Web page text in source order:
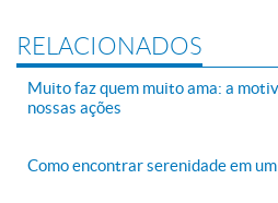
RELACIONADOS
Muito faz quem muito ama: a
nossas ações
Como encontrar serenidade em